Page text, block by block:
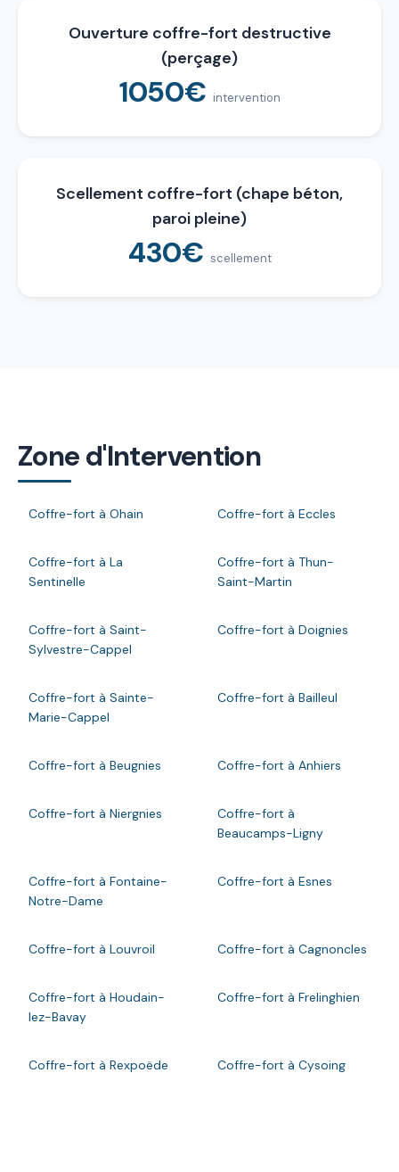
Ouverture coffre-fort destructive
(perçage)
1050€ intervention
Scellement coffre-fort (chape béton,
paroi pleine)
430€ scellement
Zone d'Intervention
Coffre-fort à Ohain Coffre-fort à Eccles
Coffre-fort à La
Sentinelle
Coffre-fort à Thun-
Saint-Martin
Coffre-fort à Saint-
Sylvestre-Cappel
Coffre-fort à Doignies
Coffre-fort à Sainte-
Marie-Cappel
Coffre-fort à Bailleul
Coffre-fort à Beugnies Coffre-fort à Anhiers
Coffre-fort à Niergnies
Coffre-fort à
Beaucamps-Ligny
Coffre-fort à Fontaine-
Notre-Dame
Coffre-fort à Esnes
Coffre-fort à Louvroil Coffre-fort à Cagnoncles
Coffre-fort à Houdain-
lez-Bavay
Coffre-fort à Frelinghien
Coffre-fort à Rexpoëde Coffre-fort à Cysoing